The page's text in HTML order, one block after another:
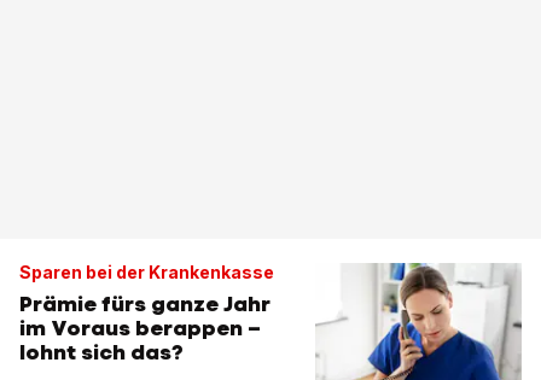
Sparen bei der Krankenkasse
Prämie fürs ganze Jahr
im Voraus berappen –
lohnt sich das?